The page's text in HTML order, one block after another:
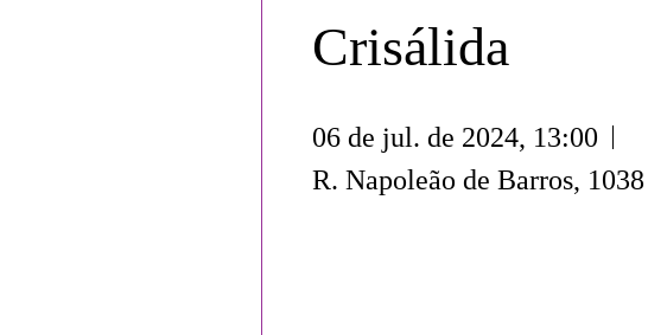
Crisálida
06 de jul. de 2024, 13:00
R. Napoleão de Barros, 1038